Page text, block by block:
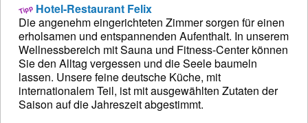
Hotel-Restaurant Felix
Die angenehm eingerichteten Zimmer sorgen für einen
erholsamen und entspannenden Aufenthalt. In unserem
Wellnessbereich mit Sauna und Fitness-Center können
Sie den Alltag vergessen und die Seele baumeln
lassen. Unsere feine deutsche Küche, mit
internationalem Teil, ist mit ausgewählten Zutaten der
Saison auf die Jahreszeit abgestimmt.